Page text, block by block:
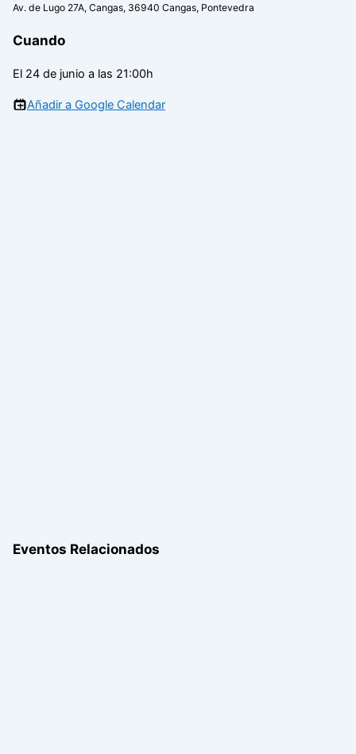
Av. de Lugo 27A, Cangas, 36940 Cangas, Pontevedra
Cuando
El 24 de junio a las 21:00h
Añadir a Google Calendar
Eventos Relacionados